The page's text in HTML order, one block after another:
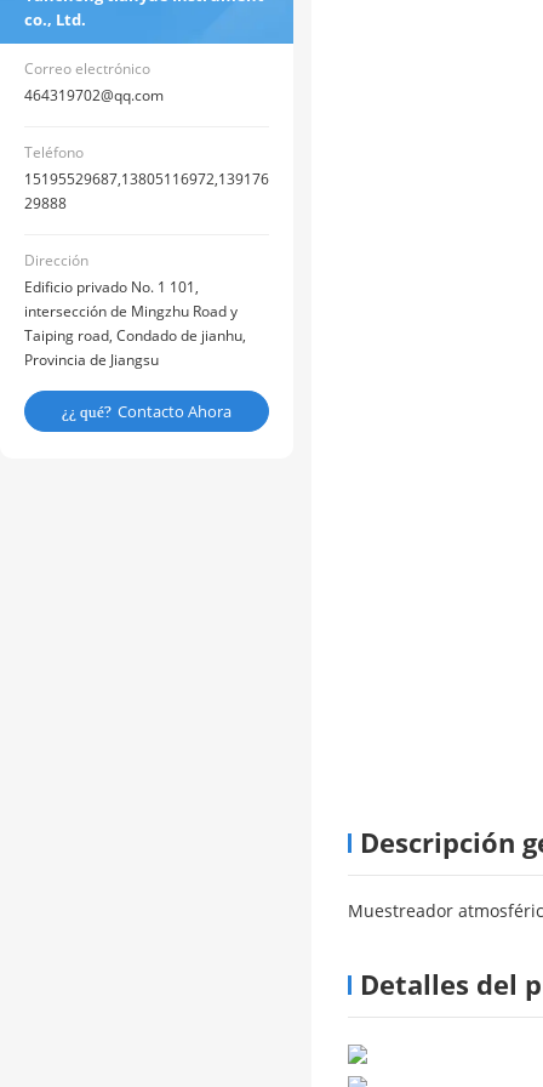
co., Ltd.
Correo electrónico
464319702@qq.com
Teléfono
15195529687,13805116972,139176
29888
Dirección
Edificio privado No. 1 101,
intersección de Mingzhu Road y
Taiping road, Condado de jianhu,
Provincia de Jiangsu
¿¿ qué? Contacto Ahora
Descripción
Muestreador
Detalles del